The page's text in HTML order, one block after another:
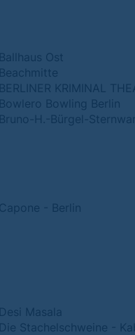
Ballhaus Ost
Beachmitte
Bowlero Bowling Berlin
Capone - Berlin
Desi Masala